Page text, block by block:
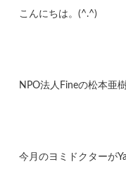
こんにちは。(^.^)
NPO法人Fineの松本亜
今月のヨミドクターが